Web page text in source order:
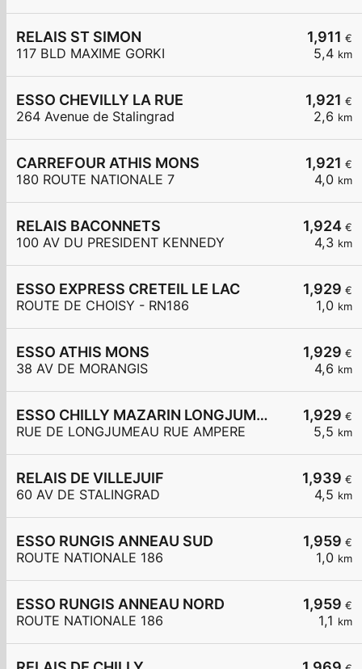
1,911 €
5,4 km
RELAIS ST SIMON
117 BLD MAXIME GORKI
1,921 €
2,6 km
ESSO CHEVILLY LA RUE
264 Avenue de Stalingrad
1,921 €
4,0 km
CARREFOUR ATHIS MONS
180 ROUTE NATIONALE 7
1,924 €
4,3 km
RELAIS BACONNETS
100 AV DU PRESIDENT KENNEDY
1,929 €
1,0 km
ESSO EXPRESS CRETEIL LE LAC
ROUTE DE CHOISY - RN186
1,929 €
4,6 km
ESSO ATHIS MONS
38 AV DE MORANGIS
1,929 €
5,5 km
ESSO CHILLY MAZARIN LONGJUMEAU
RUE DE LONGJUMEAU RUE AMPERE
1,939 €
4,5 km
RELAIS DE VILLEJUIF
60 AV DE STALINGRAD
1,959 €
1,0 km
ESSO RUNGIS ANNEAU SUD
ROUTE NATIONALE 186
1,959 €
1,1 km
ESSO RUNGIS ANNEAU NORD
ROUTE NATIONALE 186